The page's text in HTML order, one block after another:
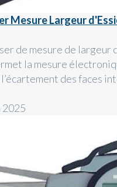
Mesure Largeur
de mesure de largeur
la mesure
des faces
2025